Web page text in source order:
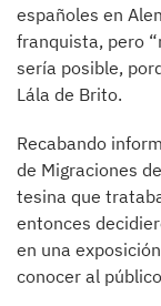
españoles en
franquista, pero
sería posible,
Lála de Brito.
Recabando
de Migraciones
tesina que
entonces
en una
conocer al